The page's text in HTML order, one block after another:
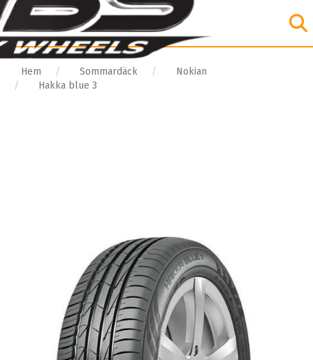
Hem Sommardäck
Nokian
Hakka blue 3